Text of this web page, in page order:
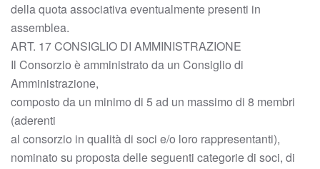
della quota associativa eventualmente presenti in
assemblea.
ART. 17 CONSIGLIO DI AMMINISTRAZIONE
Il Consorzio è amministrato da un Consiglio di
Amministrazione,
composto da un minimo di 5 ad un massimo di 8 membri
(aderenti
al consorzio in qualità di soci e/o loro rappresentanti),
nominato su proposta delle seguenti categorie di soci, di